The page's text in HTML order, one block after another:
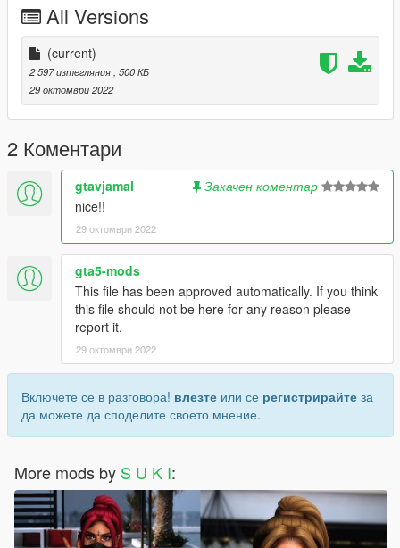
All Versions
(current)
2 597 изтегляния , 500 КБ
29 октомври 2022
2 Коментари
gtavjamal
Закачен коментар
nice!!
29 октомври 2022
gta5-mods
This file has been approved automatically. If you think
this file should not be here for any reason please
report it.
29 октомври 2022
Включете се в разговора! влезте или се регистрирайте за
да можете да споделите своето мнение.
More mods by S U K I: